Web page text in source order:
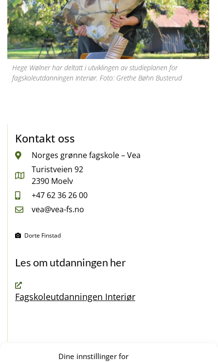
Dine innstillinger for
Hege Wølner har deltatt i utviklingen av studieplanen for
fagskoleutdanningen Interiør. Foto: Grethe Bøhn Busterud
Kontakt oss
Norges grønne fagskole – Vea
Turistveien 92
2390 Moelv
+47 62 36 26 00
vea@vea-fs.no
Dorte Finstad
Les om utdanningen her
Fagskoleutdanningen Interiør